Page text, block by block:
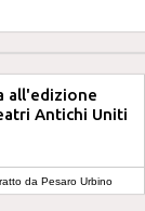
all'edizione
Antichi Uniti
da Pesaro Urbino